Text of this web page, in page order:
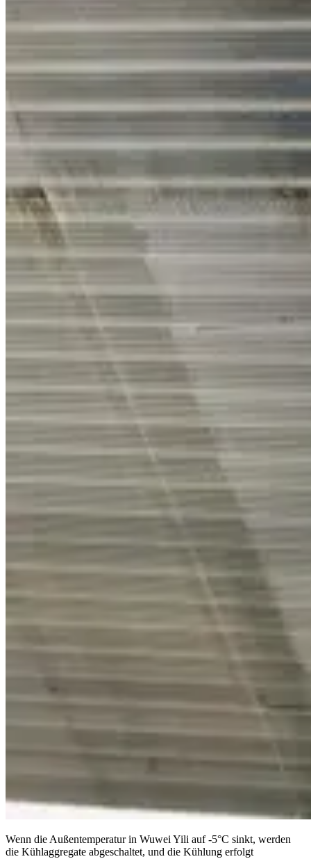
Wenn die Außentemperatur in Wuwei Yili auf -5°C sinkt, werden
die Kühlaggregate abgeschaltet, und die Kühlung erfolgt